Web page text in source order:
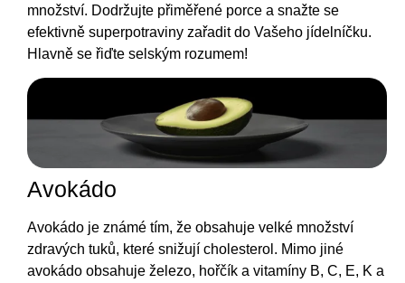
množství. Dodržujte přiměřené porce a snažte se
efektivně superpotraviny zařadit do Vašeho jídelníčku.
Hlavně se řiďte selským rozumem!
Avokádo
Avokádo je známé tím, že obsahuje velké množství
zdravých tuků, které snižují cholesterol. Mimo jiné
avokádo obsahuje železo, hořčík a vitamíny B, C, E, K a